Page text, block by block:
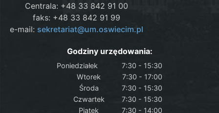
Centrala: +48 33 842 91 00
faks: +48 33 842 91 99
e-mail: sekretariat@um.oswiecim.pl
Godziny urzędowania:
Poniedziałek
7:30 - 15:30
Wtorek
7:30 - 17:00
Środa
7:30 - 15:30
Czwartek
7:30 - 15:30
Piątek
7:30 - 14:00